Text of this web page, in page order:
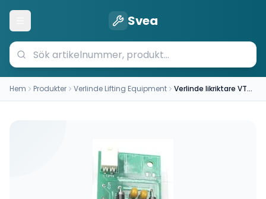
Öppna meny Svea
Hem Produkter Verlinde Lifting Equipment Verlinde likriktare VT0004946 (208V-690V-SB)